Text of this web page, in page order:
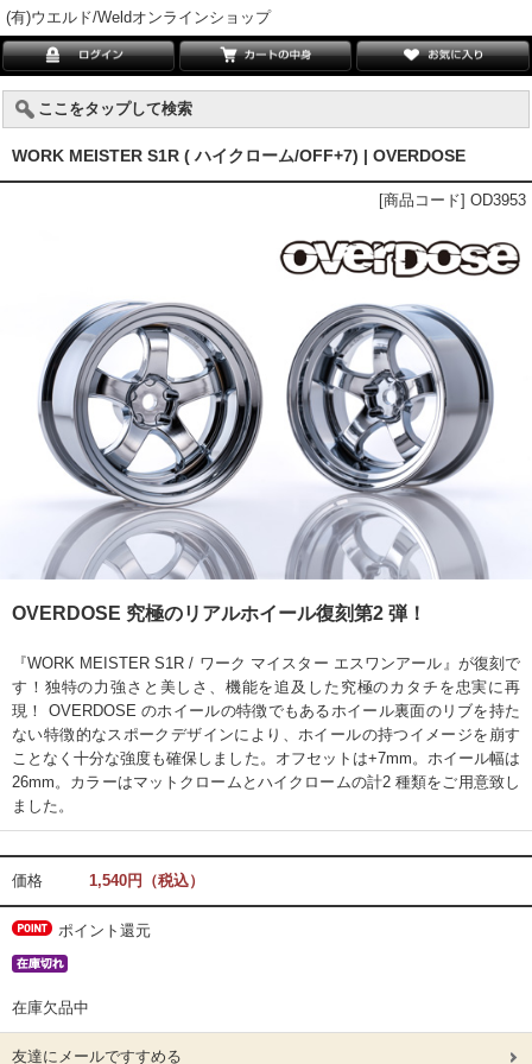
(有)ウエルド/Weldオンラインショップ
ここをタップして検索
WORK MEISTER S1R ( ハイクローム/OFF+7) | OVERDOSE
[商品コード] OD3953
OVERDOSE 究極のリアルホイール復刻第2 弾！
『WORK MEISTER S1R / ワーク マイスター エスワンアール』が復刻で
す！独特の力強さと美しさ、機能を追及した究極のカタチを忠実に再
現！ OVERDOSE のホイールの特徴でもあるホイール裏面のリブを持た
ない特徴的なスポークデザインにより、ホイールの持つイメージを崩す
ことなく十分な強度も確保しました。オフセットは+7mm。ホイール幅は
26mm。カラーはマットクロームとハイクロームの計2 種類をご用意致し
ました。
価格 1,540円（税込）
ポイント還元
在庫欠品中
友達にメールですすめる